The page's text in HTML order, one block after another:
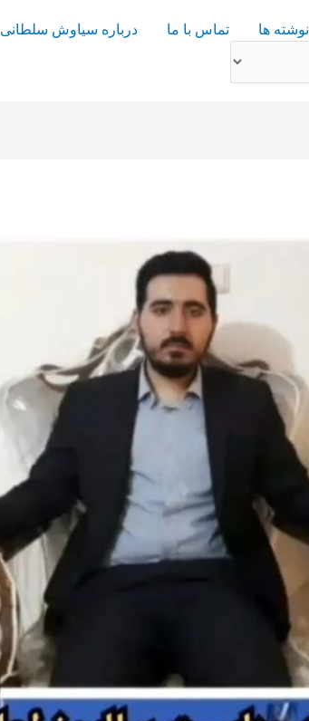
نوشته ها تماس با ما درباره سیاوش سلطانی